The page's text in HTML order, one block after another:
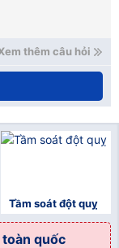
thêm câu hỏi
Tầm soát đột quỵ
quốc